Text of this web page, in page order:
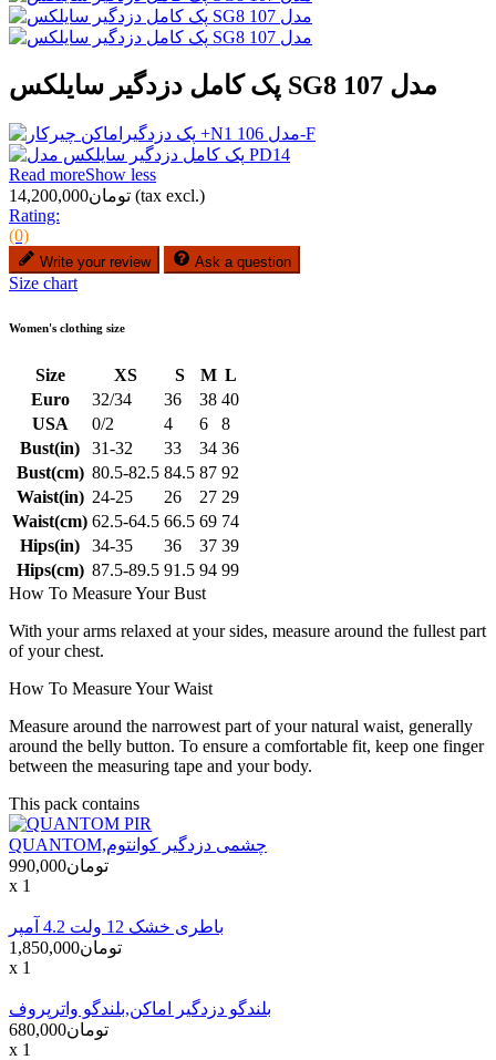
پک کامل دزدگیر سایلکس SG8 مدل 107
Read moreShow less
تومان14,200,000 (tax excl.)
Rating:
(0)
Write your review Ask a question
Size chart
Women's clothing size
Size XS S M L
Euro
32/34 36 38 40
USA
0/2 4 6
8
Bust(in)
31-32 33 34 36
Bust(cm) 80.5-82.5 84.5 87 92
Waist(in) 24-25 26 27 29
Waist(cm) 62.5-64.5 66.5 69 74
Hips(in)
34-35 36 37 39
Hips(cm) 87.5-89.5 91.5 94 99
How To Measure Your Bust
With your arms relaxed at your sides, measure around the fullest part
of your chest.
How To Measure Your Waist
Measure around the narrowest part of your natural waist, generally
around the belly button. To ensure a comfortable fit, keep one finger
between the measuring tape and your body.
This pack contains
QUANTOM,چشمی دزدگیر کوانتوم
تومان990,000
x 1
باطری خشک 12 ولت 4.2 آمپر
تومان1,850,000
x 1
بلندگو دزدگیر اماکن,بلندگو واترپروف
تومان680,000
x 1